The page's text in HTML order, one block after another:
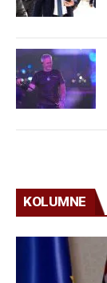
KOLUMNE